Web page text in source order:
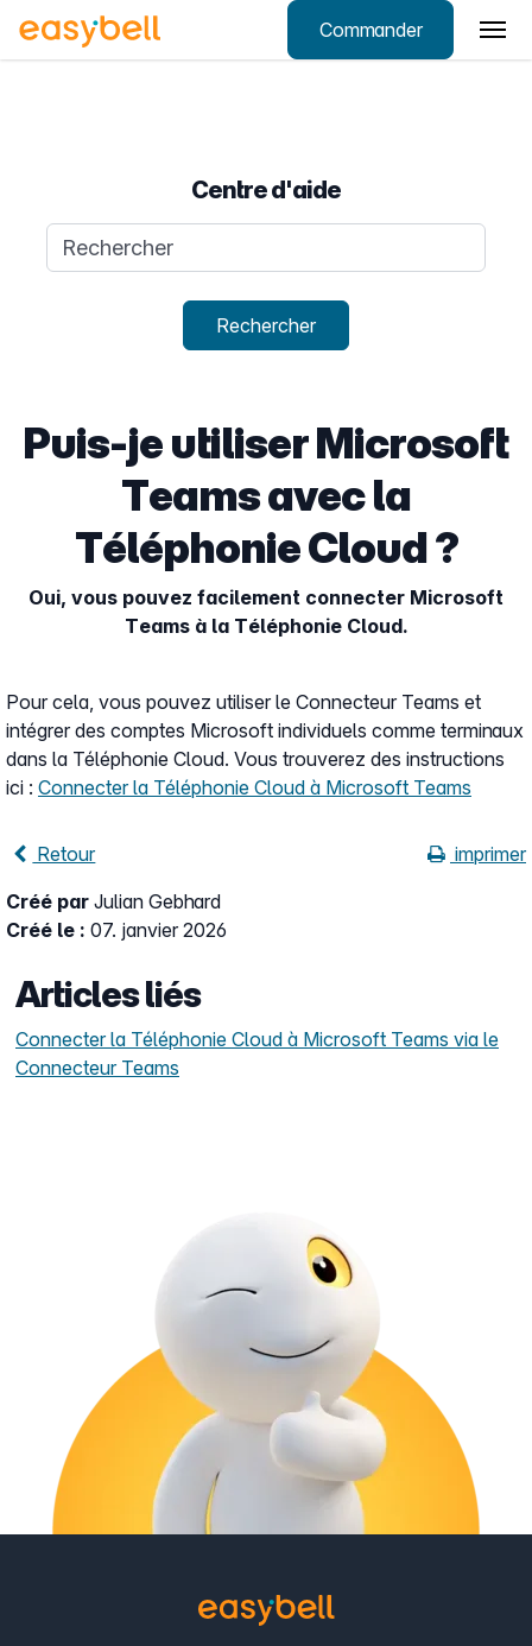
Commander
Centre d'aide
Requête de recherche
Rechercher
Puis-je utiliser Microsoft
Teams avec la
Téléphonie Cloud ?
Oui, vous pouvez facilement connecter Microsoft
Teams à la Téléphonie Cloud.
Pour cela, vous pouvez utiliser le Connecteur Teams et
intégrer des comptes Microsoft individuels comme terminaux
dans la Téléphonie Cloud. Vous trouverez des instructions
ici : Connecter la Téléphonie Cloud à Microsoft Teams
Retour
imprimer
Créé par Julian Gebhard
Créé le : 07. janvier 2026
Articles liés
Connecter la Téléphonie Cloud à Microsoft Teams via le
Connecteur Teams